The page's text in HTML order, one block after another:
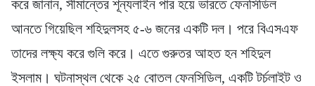
করে জানান, সীমান্তের শূন্যলাইন পার হয়ে ভারতে ফেনসিডিল
আনতে গিয়েছিল শহিদুলসহ ৫-৬ জনের একটি দল। পরে বিএসএফ
তাদের লক্ষ্য করে গুলি করে। এতে গুরুতর আহত হন শহিদুল
ইসলাম। ঘটনাস্থল থেকে ২৫ বোতল ফেনসিডিল, একটি টর্চলাইট ও